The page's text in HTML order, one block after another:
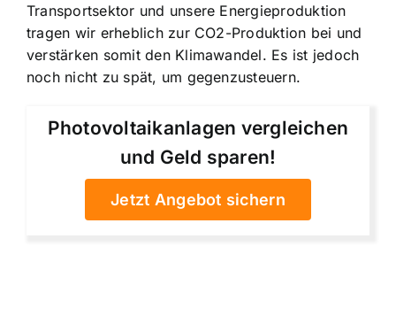
Transportsektor und unsere Energieproduktion
tragen wir erheblich zur CO2-Produktion bei und
verstärken somit den Klimawandel. Es ist jedoch
noch nicht zu spät, um gegenzusteuern.
Photovoltaikanlagen vergleichen
und Geld sparen!
Jetzt Angebot sichern